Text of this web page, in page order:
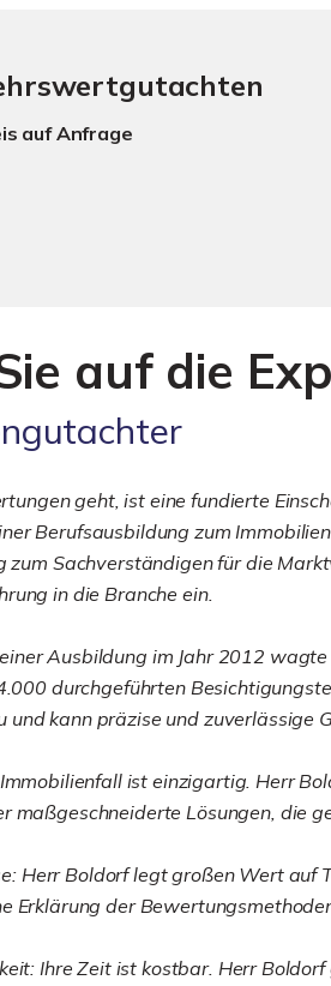
auf Anfrage
auf die
geht, ist eine fundierte
Berufsausbildung zum
zum Sachverständigen für die
in die Branche ein.
Ausbildung im Jahr 2012
durchgeführten
und kann präzise und zuverlässige
ist einzigartig. Herr
maßgeschneiderte Lösungen, die
Herr Boldorf legt großen Wert
Erklärung der
Ihre Zeit ist kostbar. Herr